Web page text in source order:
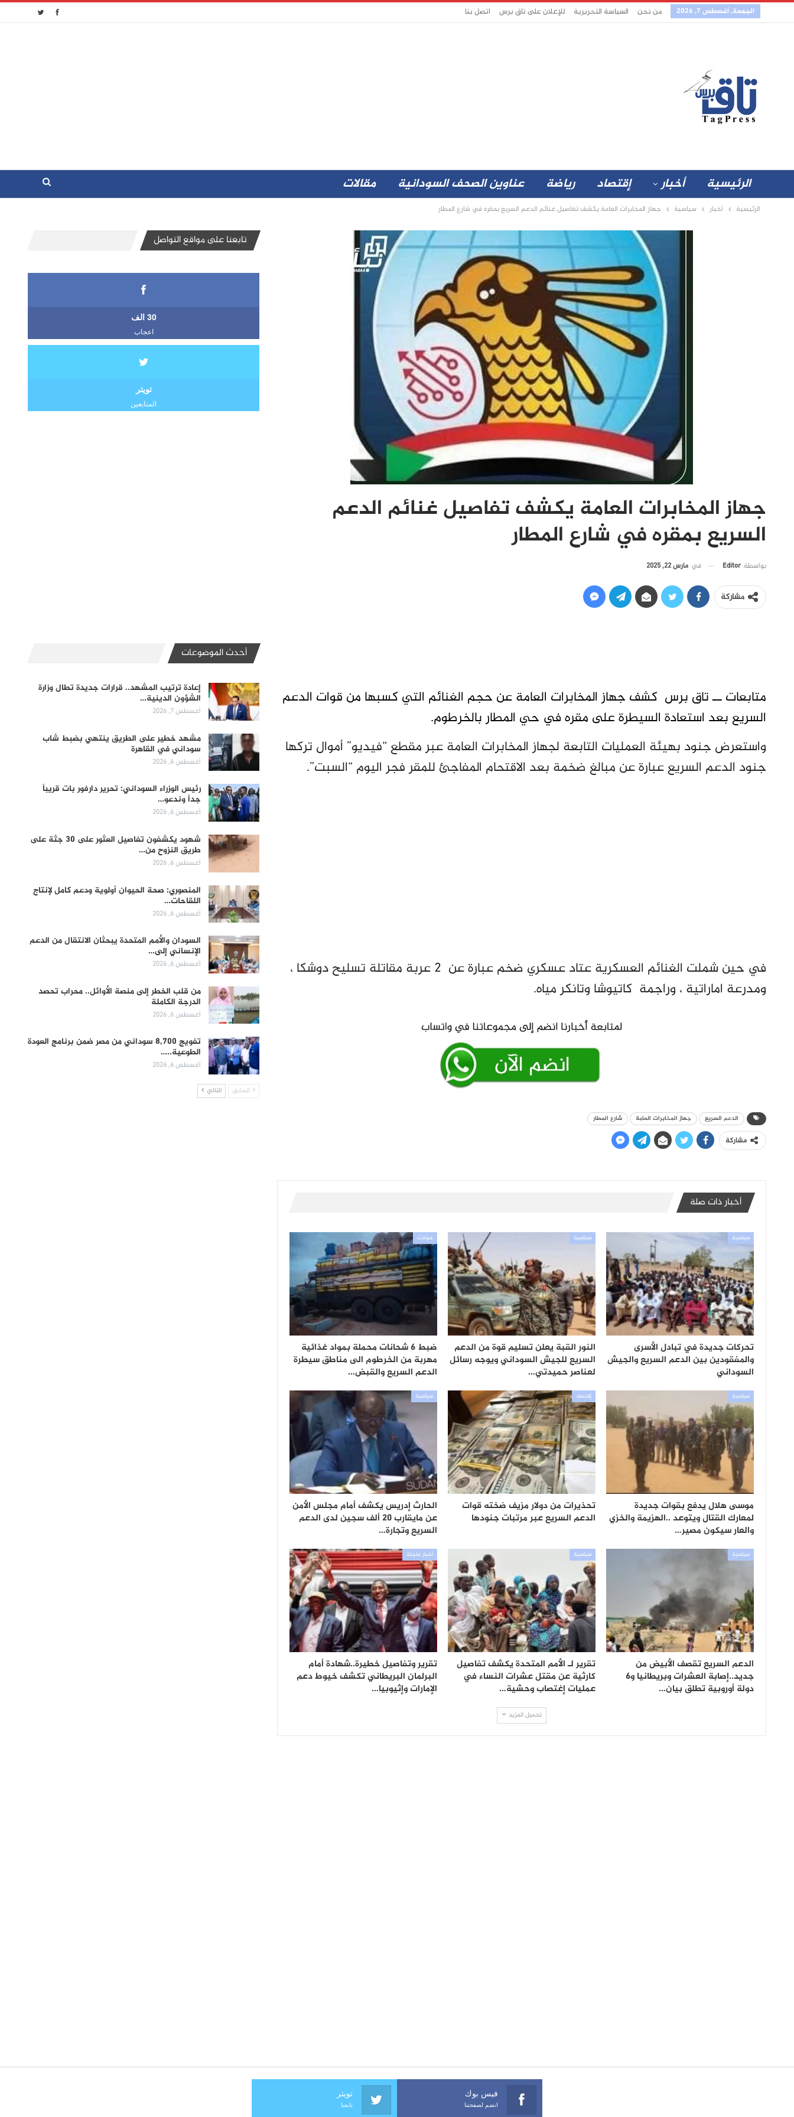
الجمعة, أغسطس 7, 2026 من نحن السياسة التحريرية للإعلان على تاق برس اتصل بنا
الرئيسية أخبار إقتصاد رياضة عناوين الصحف السودانية مقالات
الرئيسية أخبار سياسية جهاز المخابرات العامة يكشف تفاصيل غنائم الدعم السريع بمقره في شارع المطار
جهاز المخابرات العامة يكشف تفاصيل غنائم الدعم
السريع بمقره في شارع المطار
بواسطة Editor في مارس 22, 2025
مشاركة
متابعات ــ تاق برس كشف جهاز المخابرات العامة عن حجم الغنائم التي كسبها من قوات الدعم
السريع بعد استعادة السيطرة على مقره في حي المطار بالخرطوم.
واستعرض جنود بهيئة العمليات التابعة لجهاز المخابرات العامة عبر مقطع “فيديو” أموال تركها
جنود الدعم السريع عبارة عن مبالغ ضخمة بعد الاقتحام المفاجئ للمقر فجر اليوم “السبت”.
في حين شملت الغنائم العسكرية عتاد عسكري ضخم عبارة عن 2 عربة مقاتلة تسليح دوشكا ،
ومدرعة اماراتية ، وراجمة كاتيوشا وتانكر مياه.
الدعم السريع جهاز المخابرات العامة شارع المطار
مشاركة
أخبار ذات صلة
سياسية
تحركات جديدة في تبادل الأسرى
والمفقودين بين الدعم السريع والجيش
السوداني
سياسية
النور القبة يعلن تسليم قوة من الدعم
السريع للجيش السوداني ويوجه رسائل
لعناصر حميدتي…
حوادث
ضبط 6 شحانات محملة بمواد غذائية
مهربة من الخرطوم الى مناطق سيطرة
الدعم السريع والقبض…
سياسية
موسى هلال يدفع بقوات جديدة
لمعارك القتال ويتوعد ..الهزيمة والخزي
والعار سيكون مصير…
إقتصاد
تحذيرات من دولار مزيف ضخته قوات
الدعم السريع عبر مرتبات جنودها
سياسية
الحارث إدريس يكشف أمام مجلس الأمن
عن مايقارب 20 ألف سجين لدى الدعم
السريع وتجارة…
سياسية
الدعم السريع تقصف الأبيض من
جديد..إصابة العشرات وبريطانيا و6
دولة أوروبية تطلق بيان…
سياسية
تقرير لـ الأمم المتحدة يكشف تفاصيل
كارثية عن مقتل عشرات النساء في
عمليات إغتصاب وحشية…
أخبار عاجلة
تقرير وتفاصيل خطيرة..شهادة أمام
البرلمان البريطاني تكشف خيوط دعم
الإمارات وإثيوبيا…
تحميل المزيد
تابعنا على مواقع التواصل
30 الف
اعجاب
تويتر
المتابعين
أحدث الموضوعات
إعادة ترتيب المشهد.. قرارات جديدة تطال وزارة
الشؤون الدينية…
أغسطس 7, 2026
مشهد خطير على الطريق ينتهي بضبط شاب
سوداني في القاهرة
أغسطس 6, 2026
رئيس الوزراء السوداني: تحرير دارفور بات قريباً
جداً وندعو…
أغسطس 6, 2026
شهود يكشفون تفاصيل العثور على 30 جثة على
طريق النزوح من…
أغسطس 6, 2026
المنصوري: صحة الحيوان أولوية ودعم كامل لإنتاج
اللقاحات…
أغسطس 6, 2026
السودان والأمم المتحدة يبحثان الانتقال من الدعم
الإنساني إلى…
أغسطس 6, 2026
من قلب الخطر إلى منصة الأوائل.. محراب تحصد
الدرجة الكاملة
أغسطس 6, 2026
تفويج 8,700 سوداني من مصر ضمن برنامج العودة
الطوعية..…
أغسطس 6, 2026
السابق التالي
فيس بوك
انضم لصفحتنا
تويتر
تابعنا